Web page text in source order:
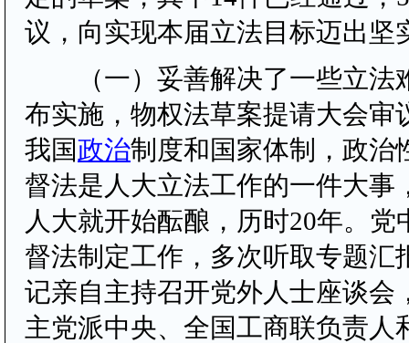
议，向实现本届立法目标迈出坚
（一）妥善解决了一些立法
布实施，物权法草案提请大会审
我国政治制度和国家体制，政治
督法是人大立法工作的一件大事
人大就开始酝酿，历时20年。党
督法制定工作，多次听取专题汇
记亲自主持召开党外人士座谈会
主党派中央、全国工商联负责人